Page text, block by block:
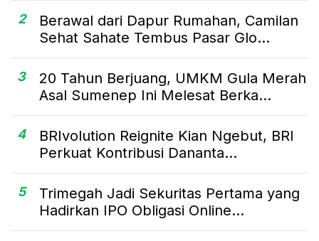
2
Berawal dari Dapur Rumahan, Camilan
Sehat Sahate Tembus Pasar Glo...
3
20 Tahun Berjuang, UMKM Gula Merah
Asal Sumenep Ini Melesat Berka...
4
BRIvolution Reignite Kian Ngebut, BRI
Perkuat Kontribusi Dananta...
5
Trimegah Jadi Sekuritas Pertama yang
Hadirkan IPO Obligasi Online...